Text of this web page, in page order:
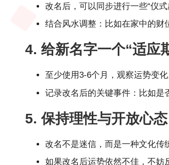
改名后，可以同步进行一些“仪
结合风水调整：比如在家中的财
4. 给新名字一个“适应
至少使用3-6个月，观察运势变
记录改名后的关键事件：比如是
5. 保持理性与开放心态
改名不是迷信，而是一种文化传
如果改名后运势依然不佳，不妨